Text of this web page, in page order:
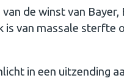
de winst van
van massale sterfte
in een uitzending